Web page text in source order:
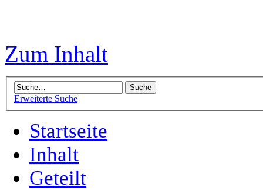
Zum Inhalt
Erweiterte Suche
Startseite
Inhalt
Geteilt